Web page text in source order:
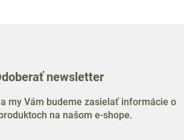
newsletter
my Vám budeme zasielať informácie o
na našom e-shope.